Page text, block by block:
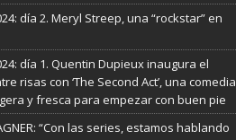
día 2. Meryl Streep, una “rockstar” en
día 1. Quentin Dupieux inaugura el
risas con ‘The Second Act’, una comedia
y fresca para empezar con buen pie
“Con las series, estamos hablando